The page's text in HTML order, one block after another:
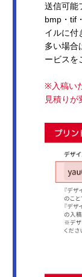
送信可能
bmp・tif
イルに付
多い場合
ービスを
※入稿い
見積りが